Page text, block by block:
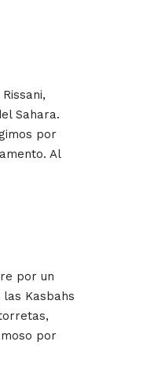
Sahara.
por
Al
por un
Kasbahs
por